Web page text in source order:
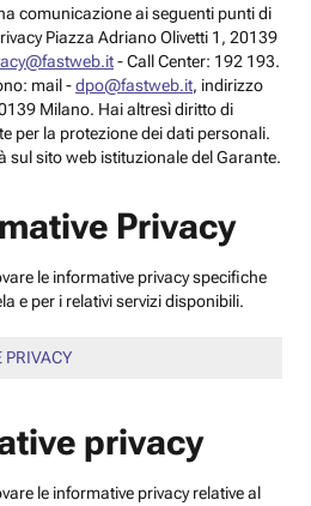
comunicazione ai seguenti punti di
Piazza Adriano Olivetti 1, 20139
- Call Center: 192 193.
mail -dpo@fastweb.it, indirizzo
Milano. Hai altresì diritto di
per la protezione dei dati personali.
sul sito web istituzionale del Garante.
Privacy
le informative privacy specifiche
e per i relativi servizi disponibili.
PRIVACY
privacy
le informative privacy relative al